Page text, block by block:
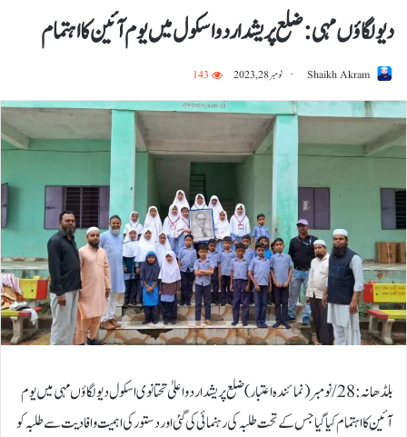
دیولگاؤں مہی: ضلع پریشد اردو اسکول میں یوم آئین کا اہتمام
Shaikh Akram نومبر 28, 2023 143
بلڈھانہ: 28/نومبر(نمائندہ اعتبار) ضلع پریشد اردو اعلیٰ تحتانوی اسکول دیولگاؤں مہی میں یوم
آئین کا اہتمام کیا گیا جس کے تحت طلبہ کی رہنمائی کی گئی اور دستور کی اہمیت و افادیت سے طلبہ کو